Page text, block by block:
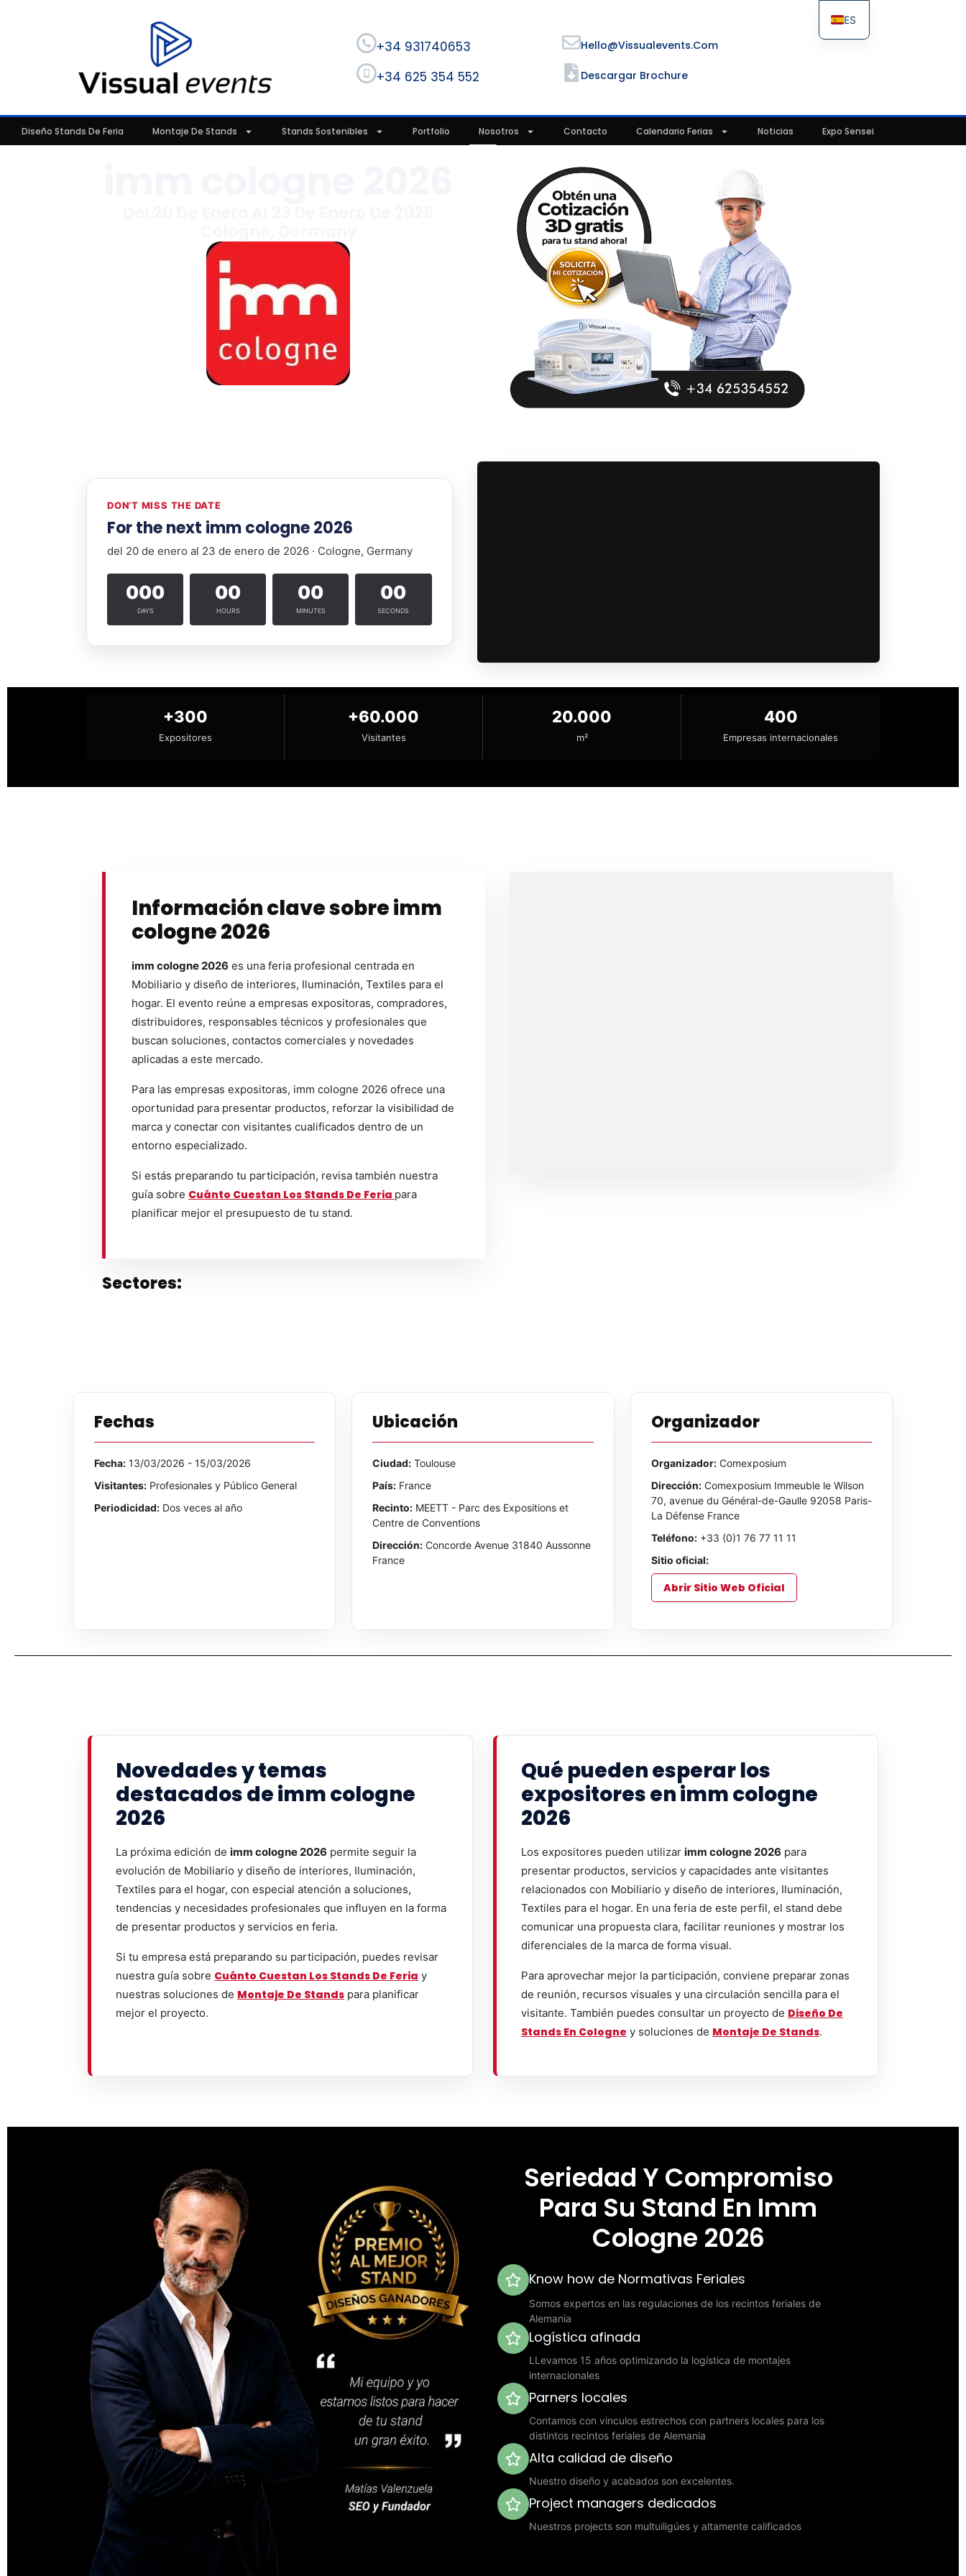
+34 931740653 Hello@vissualevents.com
+34 625 354 552 Descargar Brochure
Diseño Stands De Feria Montaje De Stands Stands Sostenibles Portfolio Nosotros Contacto Calendario Ferias Noticias Expo Sensei
DON’T MISS THE DATE
For the next imm cologne 2026
del 20 de enero al 23 de enero de 2026 · Cologne, Germany
000
DAYS
00
HOURS
00
MINUTES
00
SECONDS
+300
Expositores
+60.000
Visitantes
20.000
m²
400
Empresas internacionales
Información clave sobre imm
cologne 2026
imm cologne 2026 es una feria profesional centrada en
Mobiliario y diseño de interiores, Iluminación, Textiles para el
hogar. El evento reúne a empresas expositoras, compradores,
distribuidores, responsables técnicos y profesionales que
buscan soluciones, contactos comerciales y novedades
aplicadas a este mercado.
Para las empresas expositoras, imm cologne 2026 ofrece una
oportunidad para presentar productos, reforzar la visibilidad de
marca y conectar con visitantes cualificados dentro de un
entorno especializado.
Si estás preparando tu participación, revisa también nuestra
guía sobre Cuánto Cuestan Los Stands De Feria para
planificar mejor el presupuesto de tu stand.
Sectores:
Fechas
Fecha: 13/03/2026 - 15/03/2026
Visitantes: Profesionales y Público General
Periodicidad: Dos veces al año
Ubicación
Ciudad: Toulouse
País: France
Recinto: MEETT - Parc des Expositions et
Centre de Conventions
Dirección: Concorde Avenue 31840 Aussonne
France
Organizador
Organizador:Comexposium
Dirección:Comexposium Immeuble le Wilson
70, avenue du Général-de-Gaulle 92058 Paris-
La Défense France
Teléfono:+33 (0)1 76 77 11 11
Sitio oficial:
Abrir Sitio Web Oficial
Novedades y temas
destacados de imm cologne
2026
La próxima edición de imm cologne 2026 permite seguir la
evolución de Mobiliario y diseño de interiores, Iluminación,
Textiles para el hogar, con especial atención a soluciones,
tendencias y necesidades profesionales que influyen en la forma
de presentar productos y servicios en feria.
Si tu empresa está preparando su participación, puedes revisar
nuestra guía sobre Cuánto Cuestan Los Stands De Feria y
nuestras soluciones de Montaje De Stands para planificar
mejor el proyecto.
Qué pueden esperar los
expositores en imm cologne
2026
Los expositores pueden utilizar imm cologne 2026 para
presentar productos, servicios y capacidades ante visitantes
relacionados con Mobiliario y diseño de interiores, Iluminación,
Textiles para el hogar. En una feria de este perfil, el stand debe
comunicar una propuesta clara, facilitar reuniones y mostrar los
diferenciales de la marca de forma visual.
Para aprovechar mejor la participación, conviene preparar zonas
de reunión, recursos visuales y una circulación sencilla para el
visitante. También puedes consultar un proyecto de Diseño De
Stands En Cologne y soluciones de Montaje De Stands.
Seriedad Y Compromiso
Para Su Stand En Imm
Cologne 2026
Know how de Normativas Feriales
Somos expertos en las regulaciones de los recintos feriales de
Alemania
Logística afinada
LLevamos 15 años optimizando la logística de montajes
internacionales
Parners locales
Contamos con vinculos estrechos con partners locales para los
distintos recintos feriales de Alemania
Alta calidad de diseño
Nuestro diseño y acabados son excelentes.
Project managers dedicados
Nuestros projects son multuiligúes y altamente calificados
ES
FR